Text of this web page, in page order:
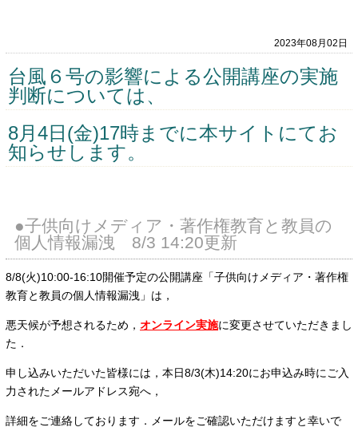
2023年08月02日
台風６号の影響による公開講座の実施
判断については、
8月4日(金)17時までに本サイトにてお
知らせします。
●子供向けメディア・著作権教育と教員の
個人情報漏洩 8/3 14:20更新
8/8(火)10:00-16:10開催予定の公開講座「子供向けメディア・著作権
教育と教員の個人情報漏洩」は，
悪天候が予想されるため， オンライン実施に変更させていただきまし
た．
申し込みいただいた皆様には，本日8/3(木)14:20にお申込み時にご入
力されたメールアドレス宛へ，
詳細をご連絡しております．
メールをご確認いただけますと幸いで